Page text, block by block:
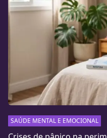
SAÚDE MENTAL E EMOCIONAL